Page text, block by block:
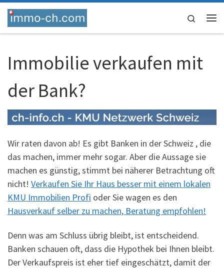
Skip to content
Search
Immobilie verkaufen mit
der Bank?
Wir raten davon ab! Es gibt Banken in der Schweiz , die
das machen, immer mehr sogar. Aber die Aussage sie
machen es günstig, stimmt bei näherer Betrachtung oft
nicht! Verkaufen Sie Ihr Haus besser mit einem lokalen
KMU Immobilien Profi oder Sie wagen es den
Hausverkauf selber zu machen, Beratung empfohlen!
Denn was am Schluss übrig bleibt, ist entscheidend.
Banken schauen oft, dass die Hypothek bei Ihnen bleibt.
Der Verkaufspreis ist eher tief eingeschätzt, damit der